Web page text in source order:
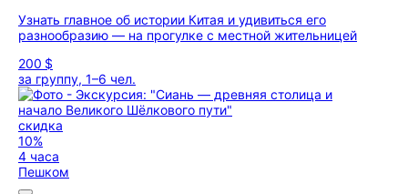
Узнать главное об истории Китая и удивиться его
разнообразию — на прогулке с местной жительницей
200 $
за группу, 1–6 чел.
скидка
10%
4 часа
Пешком